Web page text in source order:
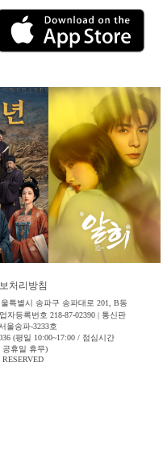
처리방침
특별시 송파구 송파대로 201, B동
자등록번호 218-87-02390 | 통신판
울송파-3233호
(평일 10:00~17:00 / 점심시간
공휴일 휴무)